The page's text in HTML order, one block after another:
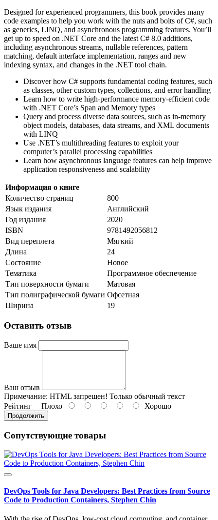
Designed for experienced programmers, this book provides many
code examples to help you work with the nuts and bolts of C#, such
as generics, LINQ, and asynchronous programming features. You’ll
get up to speed on .NET Core and the latest C# 8.0 additions,
including asynchronous streams, nullable references, pattern
matching, default interface implementation, ranges and new
indexing syntax, and changes in the .NET tool chain.
Discover how C# supports fundamental coding features, such
as classes, other custom types, collections, and error handling
Learn how to write high-performance memory-efficient code
with .NET Core’s Span and Memory types
Query and process diverse data sources, such as in-memory
object models, databases, data streams, and XML documents
with LINQ
Use .NET’s multithreading features to exploit your
computer’s parallel processing capabilities
Learn how asynchronous language features can help improve
application responsiveness and scalability
Информация о книге
Количество страниц
800
Язык издания
Английский
Год издания
2020
ISBN
9781492056812
Вид переплета
Мягкий
Длина
24
Состояние
Новое
Тематика
Программное обеспечение
Тип поверхности бумаги
Матовая
Тип полиграфической бумаги Офсетная
Ширина
19
Оставить отзыв
Ваше имя
Ваш отзыв
Примечание: HTML запрещен! Только обычный текст
Рейтинг Плохо Хорошо
Продолжить
Сопутствующие товары
DevOps Tools for Java Developers: Best Practices from Source
Code to Production Containers, Stephen Chin